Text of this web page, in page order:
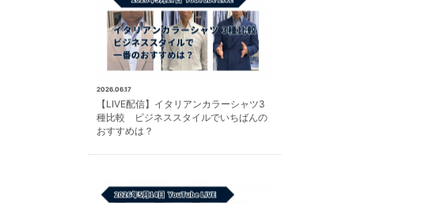
2026.06.17
【LIVE配信】イタリアンカラーシャツ3
種比較 ビジネススタイルでいちばんの
おすすめは？